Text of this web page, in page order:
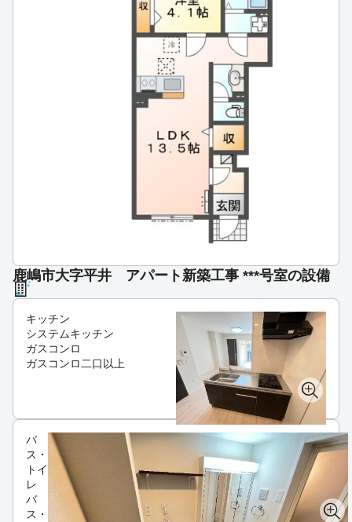
鹿嶋市大字平井 アパート新築工事 ***号室の設備
キッチン
システムキッチン
ガスコンロ
ガスコンロ二口以上
バ
ス・
トイ
レ
バ
ス・